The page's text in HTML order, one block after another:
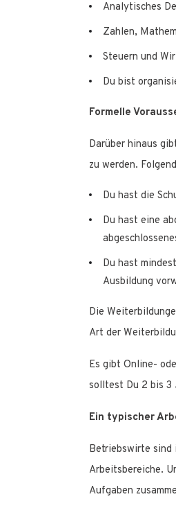
Analytisches
Zahlen,
Steuern und
Du bist
Formelle
Darüber hinaus
zu werden.
Du hast die
Du hast eine
Du hast
Ausbildung
Die
Art der
Es gibt Online-
solltest Du 2 bis 3
Ein typischer
Betriebswirte sind
Arbeitsbereiche.
Aufgaben